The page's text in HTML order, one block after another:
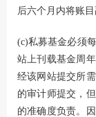
后六个月内将账
(c)私募基金必须
站上刊载基金周
经该网站提交所
的审计师提交，
的准确度负责。